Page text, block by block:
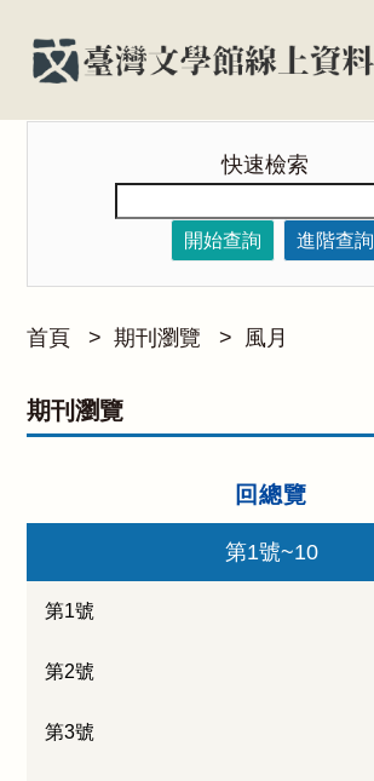
快速檢索
開始查詢
進階查詢
首頁 > 期刊瀏覽 > 風月
期刊瀏覽
回總覽
第1號~10
第1號
第2號
第3號